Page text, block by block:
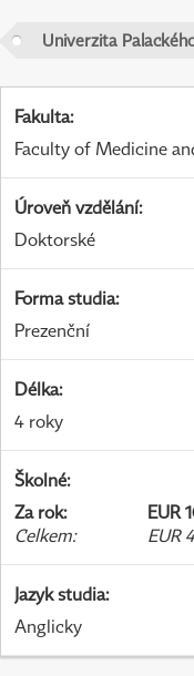
Univerzita
Fakulta:
Faculty of Medicine
Úroveň vzdělání:
Doktorské
Forma studia:
Prezenční
Délka:
4 roky
Školné:
Za rok:
EUR
Celkem: EUR
Jazyk studia:
Anglicky